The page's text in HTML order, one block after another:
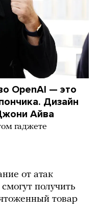
OpenAI — это
Дизайн
Айва
гаджете
от атак
получить
товар